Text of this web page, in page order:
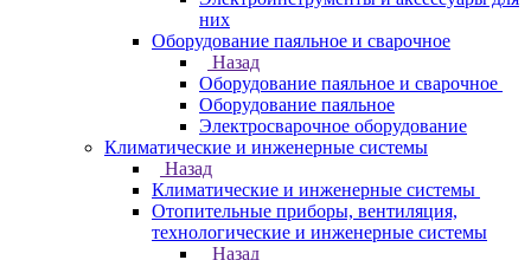
них
Оборудование паяльное и сварочное
Назад
Оборудование паяльное и сварочное
Оборудование паяльное
Электросварочное оборудование
Климатические и инженерные системы
Назад
Климатические и инженерные системы
Отопительные приборы, вентиляция,
технологические и инженерные системы
Назад